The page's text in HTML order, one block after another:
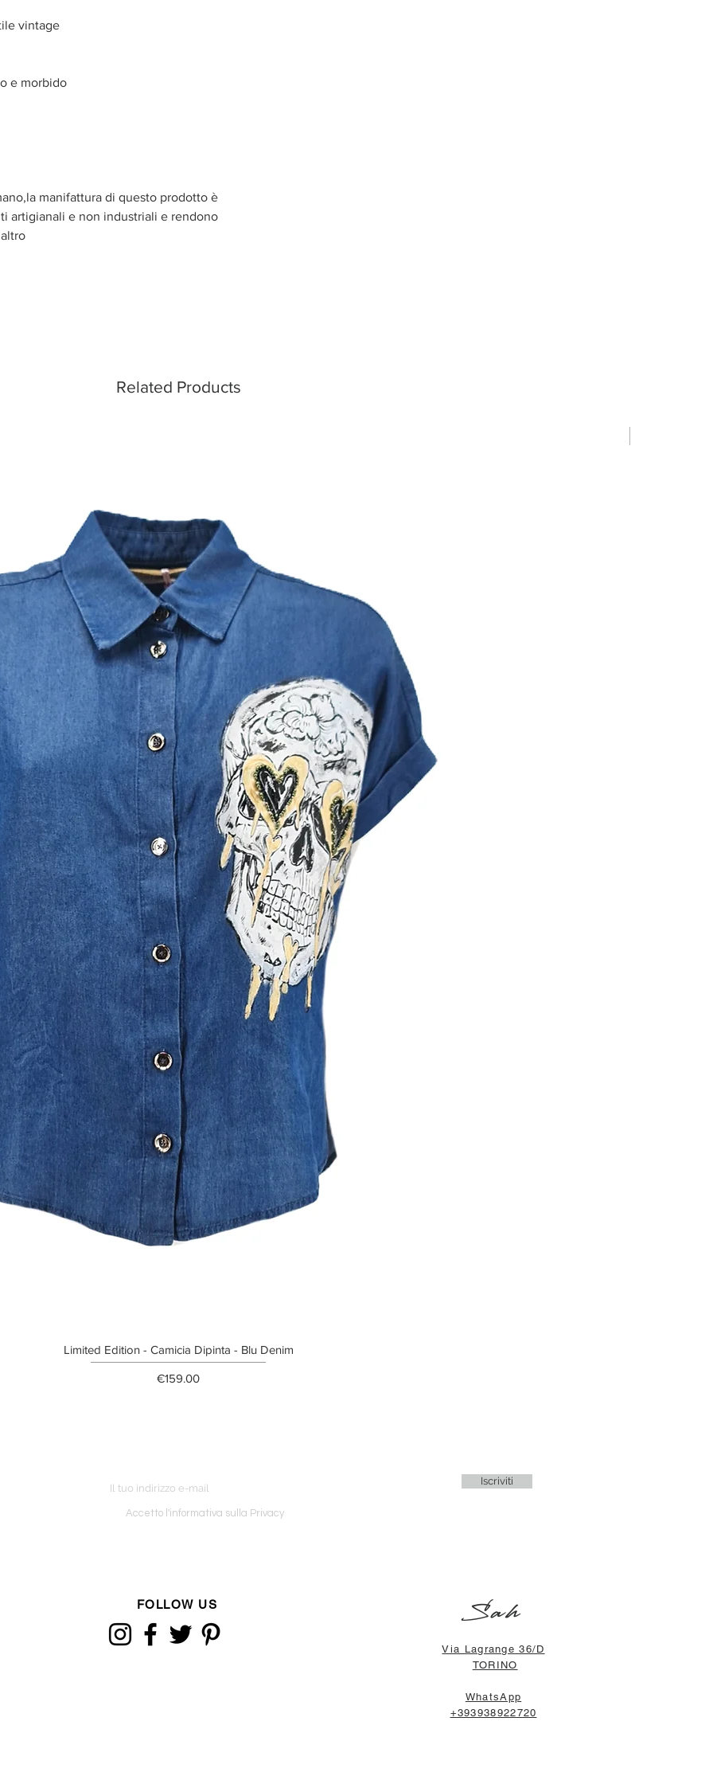
vintage
e morbido
manifattura di questo prodotto è
artigianali e non industriali e rendono
Related Products
Limited Edition - Camicia Dipinta - Blu Denim
Price
€159.00
Iscriviti
Accetto l'informativa sulla Privacy
FOLLOW US Sah
Via Lagrange 36/D
TORINO
WhatsApp
+393938922720